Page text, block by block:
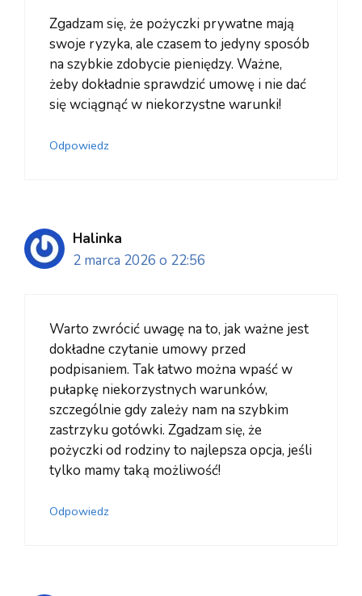
Zgadzam się, że pożyczki prywatne mają
swoje ryzyka, ale czasem to jedyny sposób
na szybkie zdobycie pieniędzy. Ważne,
żeby dokładnie sprawdzić umowę i nie dać
się wciągnąć w niekorzystne warunki!
Odpowiedz
Halinka
2 marca 2026 o 22:56
Warto zwrócić uwagę na to, jak ważne jest
dokładne czytanie umowy przed
podpisaniem. Tak łatwo można wpaść w
pułapkę niekorzystnych warunków,
szczególnie gdy zależy nam na szybkim
zastrzyku gotówki. Zgadzam się, że
pożyczki od rodziny to najlepsza opcja, jeśli
tylko mamy taką możliwość!
Odpowiedz